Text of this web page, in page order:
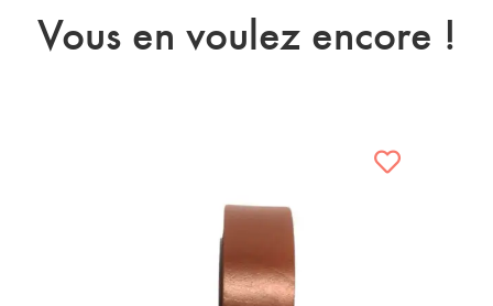
Vous en voulez encore !